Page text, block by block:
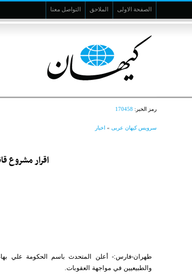
الصفحة الاولى الملاحق التواصل معنا
رمز الخبر: 170458
سرویس کیهان عربی » اخبار
اقرار مشروع
طهران-فارس:- أعلن المتحدث باسم الحكومة علي
والطبيعيين في مواجهة العقوبات.